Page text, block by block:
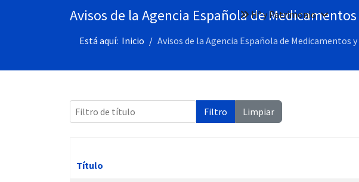
Hª y Patrimonio
Avisos de la Agencia Española de
Está aquí: Inicio Avisos de la Agencia Española de Medicamentos
Filtro de título Filtro Limpiar
Título